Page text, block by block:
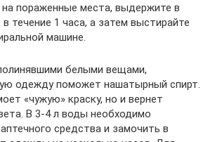
пораженные места, выдержите в
течение 1 часа, а затем выстирайте
машине.
белыми вещами,
одежду поможет нашатырный спирт.
«чужую» краску, но и вернет
В 3-4 л воды необходимо
средства и замочить в